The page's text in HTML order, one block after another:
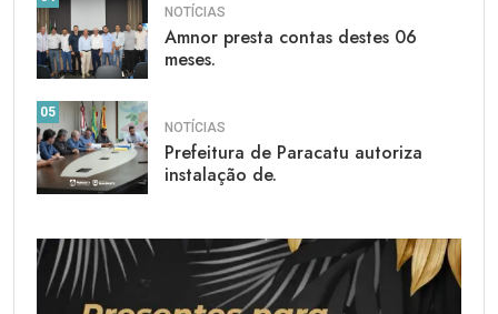
NOTÍCIAS
Amnor presta contas destes 06
meses.
05
NOTÍCIAS
Prefeitura de Paracatu autoriza
instalação de.